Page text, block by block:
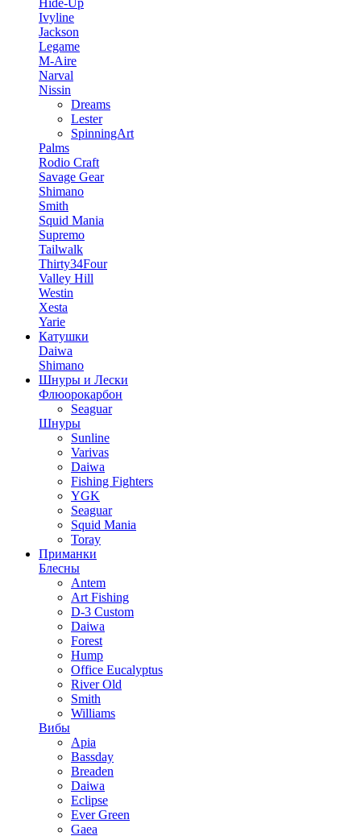
Hide-Up
Ivyline
Jackson
Legame
M-Aire
Narval
Nissin
Dreams
Lester
SpinningArt
Palms
Rodio Craft
Savage Gear
Shimano
Smith
Squid Mania
Supremo
Tailwalk
Thirty34Four
Valley Hill
Westin
Xesta
Yarie
Катушки
Daiwa
Shimano
Шнуры и Лески
Флюорокарбон
Seaguar
Шнуры
Sunline
Varivas
Daiwa
Fishing Fighters
YGK
Seaguar
Squid Mania
Toray
Приманки
Блесны
Antem
Art Fishing
D-3 Custom
Daiwa
Forest
Hump
Office Eucalyptus
River Old
Smith
Williams
Вибы
Apia
Bassday
Breaden
Daiwa
Eclipse
Ever Green
Gaea